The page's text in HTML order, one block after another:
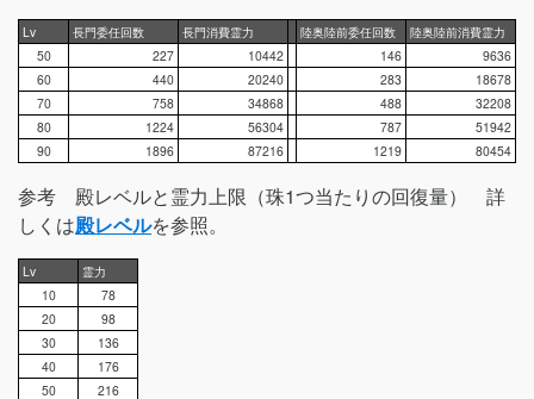
Lv 長門委任回数 長門消費霊力 陸奥陸前委任回数
陸奥陸前消費霊力
50
227 10442 146
9636
60
440 20240 283
18678
70
758 34868 488
32208
80
1224 56304 787
51942
90
1896 87216 1219 80454
参考 殿レベルと霊力上限（珠1つ当たりの回復量） 詳
しくは殿レベルを参照。
Lv
霊力
10
78
20
98
30
136
40
176
50
216